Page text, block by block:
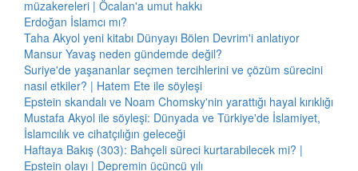
müzakereleri | Öcalan'a umut hakkı
Erdoğan İslamcı mı?
Taha Akyol yeni kitabı Dünyayı Bölen Devrim'i anlatıyor
Mansur Yavaş neden gündemde değil?
Suriye'de yaşananlar seçmen tercihlerini ve çözüm sürecini
nasıl etkiler? | Hatem Ete ile söyleşi
Epstein skandalı ve Noam Chomsky'nin yarattığı hayal kırıklığı
Mustafa Akyol ile söyleşi: Dünyada ve Türkiye'de İslamiyet,
İslamcılık ve cihatçılığın geleceği
Haftaya Bakış (303): Bahçeli süreci kurtarabilecek mi? |
Epstein olayı | Depremin üçüncü yılı